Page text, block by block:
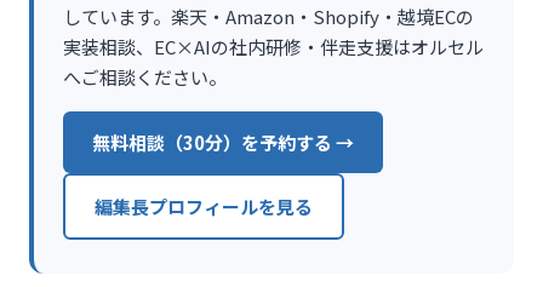
しています。楽天・Amazon・Shopify・越境ECの
実装相談、EC×AIの社内研修・伴走支援はオルセル
へご相談ください。
無料相談（30分）を予約する →
編集長プロフィールを見る